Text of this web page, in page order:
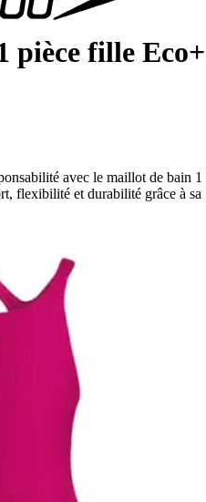
pièce fille Eco+
avec le maillot de bain 1
flexibilité et durabilité grâce à sa